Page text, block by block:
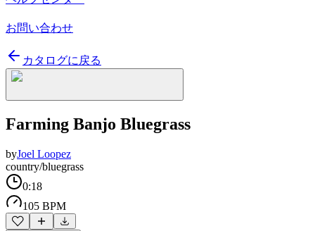
お問い合わせ
カタログに戻る
Farming Banjo Bluegrass
byJoel Loopez
country/bluegrass
0:18
105 BPM